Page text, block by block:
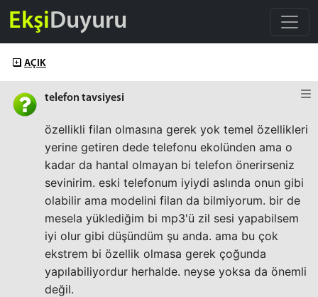
EkşiDuyuru
AÇIK
telefon tavsiyesi
özellikli filan olmasına gerek yok temel özellikleri
yerine getiren dede telefonu ekolünden ama o
kadar da hantal olmayan bi telefon önerirseniz
sevinirim. eski telefonum iyiydi aslında onun gibi
olabilir ama modelini filan da bilmiyorum. bir de
mesela yüklediğim bi mp3'ü zil sesi yapabilsem
iyi olur gibi düşündüm şu anda. ama bu çok
ekstrem bi özellik olmasa gerek çoğunda
yapılabiliyordur herhalde. neyse yoksa da önemli
değil.